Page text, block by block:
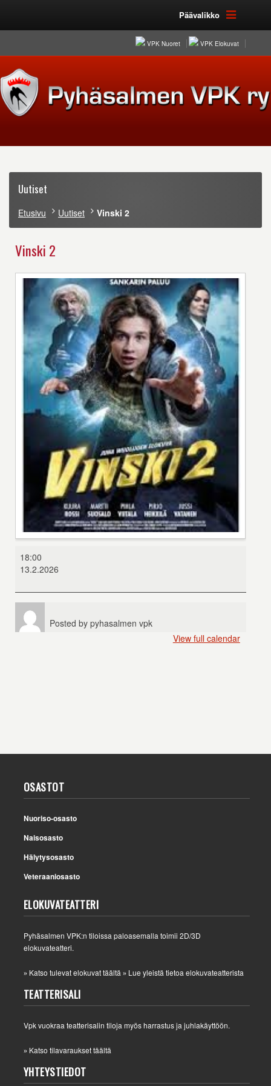
Päävalikko
VPK Nuoret VPK Elokuvat
Uutiset
Etusivu Uutiset Vinski 2
Vinski 2
18:00
13.2.2026
Posted by pyhasalmen vpk
View full calendar
OSASTOT
Nuoriso-osasto
Naisosasto
Hälytysosasto
Veteraaniosasto
ELOKUVATEATTERI
Pyhäsalmen VPK:n tiloissa paloasemalla toimii 2D/3D
elokuvateatteri.
» Katso tulevat elokuvat täältä » Lue yleistä tietoa elokuvateatterista
TEATTERISALI
Vpk vuokraa teatterisalin tiloja myös harrastus ja juhlakäyttöön.
» Katso tilavaraukset täältä
YHTEYSTIEDOT